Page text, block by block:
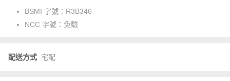
BSMI 字號： R3B346
NCC 字號： 免驗
配送方式 宅配